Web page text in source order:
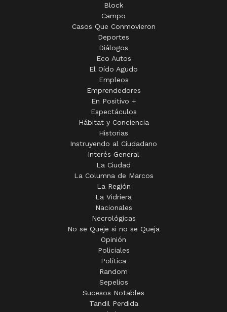
Block
Campo
Casos Que Conmovieron
Deportes
Diálogos
Eco Autos
El Oído Agudo
Empleos
Emprendedores
En Positivo +
Espectáculos
Hábitat y Conciencia
Historias
Instruyendo al Ciudadano
Interés General
La Ciudad
La Columna de Marcos
La Región
La Vidriera
Nacionales
Necrológicas
No se Queje si no se Queja
Opinión
Policiales
Política
Random
Sepelios
Sucesos Notables
Tandil Perdida